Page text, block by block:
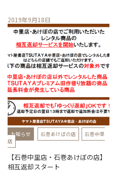
2019年9月18日
お知らせ 石巻あけぼの店
石巻中里
店
【石巻中里店・石巻あけぼの店】
相互返却スタート